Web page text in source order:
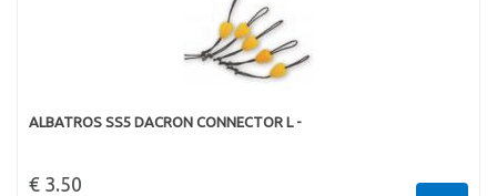
ALBATROS SS5 DACRON CONNECTOR L -
€ 3.50